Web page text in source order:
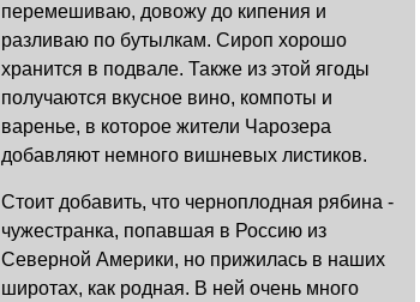
перемешиваю, довожу до кипения и
разливаю по бутылкам. Сироп хорошо
хранится в подвале. Также из этой ягоды
получаются вкусное вино, компоты и
варенье, в которое жители Чарозера
добавляют немного вишневых листиков.
Стоит добавить, что черноплодная рябина -
чужестранка, попавшая в Россию из
Северной Америки, но прижилась в наших
широтах, как родная. В ней очень много
Кузьминская
главный
Уважаемые посетители сайта!
Мы рады приветствовать вас
на обновленном Интернет-
ресурсе газеты «Красный
Север», который, уверены,
придется вам по душе, и вы
свои закладки.